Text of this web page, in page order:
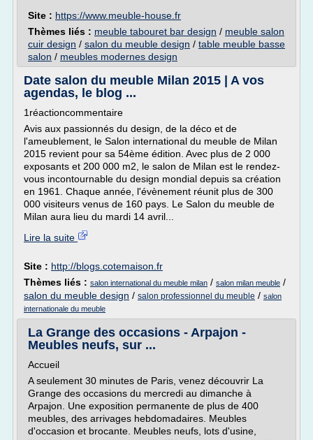
Site : https://www.meuble-house.fr
Thèmes liés : meuble tabouret bar design / meuble salon
cuir design / salon du meuble design / table meuble basse
salon / meubles modernes design
Date salon du meuble Milan 2015 | A vos
agendas, le blog ...
1réactioncommentaire
Avis aux passionnés du design, de la déco et de
l'ameublement, le Salon international du meuble de Milan
2015 revient pour sa 54ème édition. Avec plus de 2 000
exposants et 200 000 m2, le salon de Milan est le rendez-
vous incontournable du design mondial depuis sa création
en 1961. Chaque année, l'évènement réunit plus de 300
000 visiteurs venus de 160 pays. Le Salon du meuble de
Milan aura lieu du mardi 14 avril...
Lire la suite
Site : http://blogs.cotemaison.fr
Thèmes liés : salon international du meuble milan / salon milan meuble /
salon du meuble design / salon professionnel du meuble / salon
internationale du meuble
La Grange des occasions - Arpajon -
Meubles neufs, sur ...
Accueil
A seulement 30 minutes de Paris, venez découvrir La
Grange des occasions du mercredi au dimanche à
Arpajon. Une exposition permanente de plus de 400
meubles, des arrivages hebdomadaires. Meubles
d'occasion et brocante. Meubles neufs, lots d'usine,